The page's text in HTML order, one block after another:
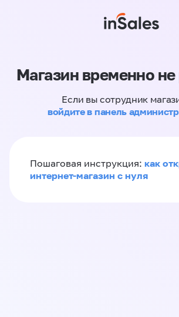
Магазин временно не
Если вы сотрудник
войдите в панель
Пошаговая инструкция: как
интернет-магазин с нуля